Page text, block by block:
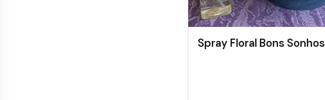
Spray Floral Bons Sonhos